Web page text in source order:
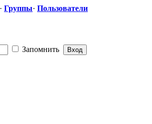
· Группы· Пользователи
Запомнить